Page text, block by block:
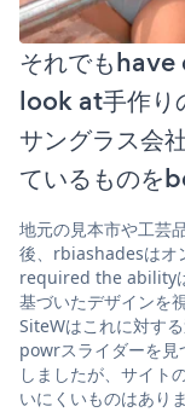
それでも
look at手作り
サングラス会
ているものを
地元の見本市や工芸
後、rbiashadesはオ
required the ability
基づいたデザインを
SiteWはこれに対す
powrスライダーを
しましたが、サイト
いにくいものはあり